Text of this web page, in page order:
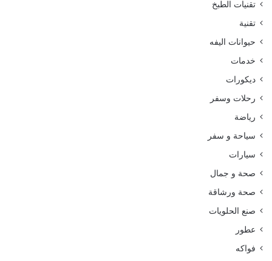
تقنيات الطبخ
تقنية
حيوانات اليفه
خدمات
ديكورات
رحلات وسفر
رياضة
سياحة و سفر
سيارات
صحة و جمال
صحة ورشاقة
صنع الحلويات
عطور
فواكه